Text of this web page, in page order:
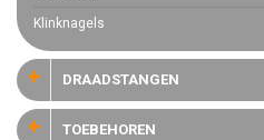
Klinknagels
DRAADSTANGEN
TOEBEHOREN